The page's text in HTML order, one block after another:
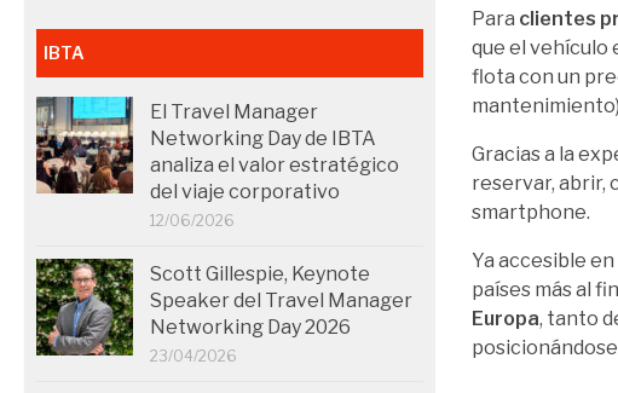
Para clientes
que el vehículo
flota con un
Gracias a la
reservar, abrir,
smartphone.
Ya accesible
países más al
Europa, tanto
IBTA
El Travel Manager
Networking Day de IBTA
analiza el valor estratégico
del viaje corporativo
12/06/2026
Scott Gillespie, Keynote
Speaker del Travel Manager
Networking Day 2026
23/04/2026